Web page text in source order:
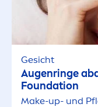
Gesicht
Augenringe
Foundation
Make-up- und